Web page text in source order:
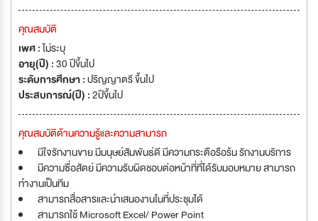
คุณสมบัติ
เพศ :ไม่ระบุ
อายุ(ปี) :30 ปีขึ้นไป
ระดับการศึกษา :ปริญญาตรี ขึ้นไป
ประสบการณ์(ปี) :2ปีขึ้นไป
คุณสมบัติด้านความรู้และความสามารถ
มีใจรักงานขาย มีมนุษย์สัมพันธ์ดี มีความกระตือรือร้น รักงานบริการ
มีความซื่อสัตย์ มีความรับผิดชอบต่อหน้าที่ที่ได้รับมอบหมาย สามารถ
ทำงานเป็นทีม
สามารถสื่อสารและนำเสนองานในที่ประชุมได้
สามารถใช้ Microsoft Excel/ Power Point